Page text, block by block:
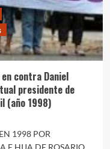
contra Daniel
presidente de
(año 1998)
1998 POR